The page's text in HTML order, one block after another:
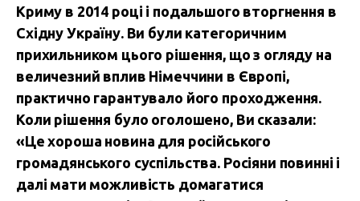
Криму в 2014 році і подальшого вторгнення в
Східну Україну. Ви були категоричним
прихильником цього рішення, що з огляду на
величезний вплив Німеччини в Європі,
практично гарантувало його проходження.
Коли рішення було оголошено, Ви сказали:
«Це хороша новина для російського
громадянського суспільства. Росіяни повинні і
далі мати можливість домагатися